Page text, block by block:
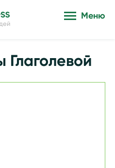
Меню